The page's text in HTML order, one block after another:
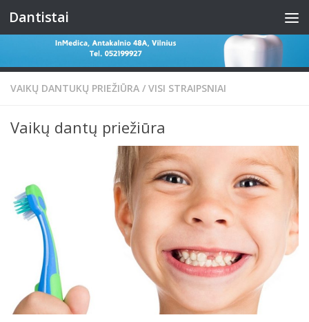
Skip to content
Dantistai
VAIKŲ DANTUKŲ PRIEŽIŪRA / VISI STRAIPSNIAI
Vaikų dantų priežiūra